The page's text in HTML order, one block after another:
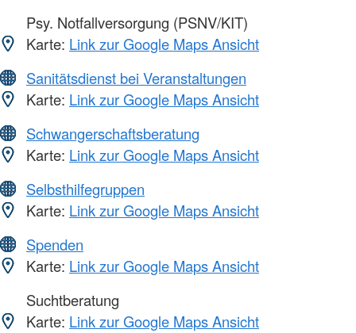
Psy. Notfallversorgung (PSNV/KIT)
Karte: Link zur Google Maps Ansicht
Sanitätsdienst bei Veranstaltungen
Karte: Link zur Google Maps Ansicht
Schwangerschaftsberatung
Karte: Link zur Google Maps Ansicht
Selbsthilfegruppen
Karte: Link zur Google Maps Ansicht
Spenden
Karte: Link zur Google Maps Ansicht
Suchtberatung
Karte: Link zur Google Maps Ansicht